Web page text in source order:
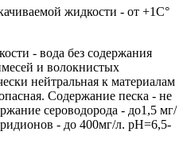
жидкости - от +1С°
- вода без содержания
и волокнистых
нейтральная к материалам
Содержание песка - не
сероводорода - до1,5 мг/
- до 400мг/л. pH=6,5-